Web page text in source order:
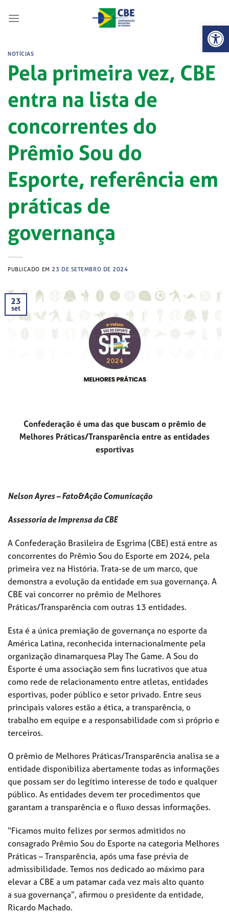
Abrir
NOTÍCIAS
Pela primeira vez, CBE
entra na lista de
concorrentes do
Prêmio Sou do
Esporte, referência em
práticas de
governança
PUBLICADO EM 23 DE SETEMBRO DE 2024
23
set
Confederação é uma das que buscam o prêmio de
Melhores Práticas/Transparência entre as entidades
esportivas
Nelson Ayres – Fato&Ação Comunicação
Assessoria de Imprensa da CBE
A Confederação Brasileira de Esgrima (CBE) está entre as
concorrentes do Prêmio Sou do Esporte em 2024, pela
primeira vez na História. Trata-se de um marco, que
demonstra a evolução da entidade em sua governança. A
CBE vai concorrer no prêmio de Melhores
Práticas/Transparência com outras 13 entidades.
Esta é a única premiação de governança no esporte da
América Latina, reconhecida internacionalmente pela
organização dinamarquesa Play The Game. A Sou do
Esporte é uma associação sem fins lucrativos que atua
como rede de relacionamento entre atletas, entidades
esportivas, poder público e setor privado. Entre seus
principais valores estão a ética, a transparência, o
trabalho em equipe e a responsabilidade com si próprio e
terceiros.
O prêmio de Melhores Práticas/Transparência analisa se a
entidade disponibiliza abertamente todas as informações
que possam ser do legítimo interesse de todo e qualquer
público. As entidades devem ter procedimentos que
garantam a transparência e o fluxo dessas informações.
“Ficamos muito felizes por sermos admitidos no
consagrado Prêmio Sou do Esporte na categoria Melhores
Práticas – Transparência, após uma fase prévia de
admissibilidade. Temos nos dedicado ao máximo para
elevar a CBE a um patamar cada vez mais alto quanto
a sua governança”, afirmou o presidente da entidade,
Ricardo Machado.